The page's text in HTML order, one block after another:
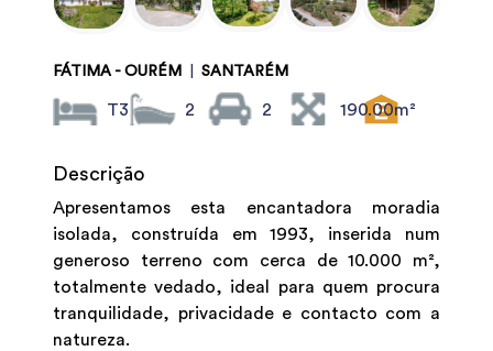
FÁTIMA - OURÉM SANTARÉM
T3 2 2 190.00m²
Descrição
Apresentamos esta encantadora moradia
isolada, construída em 1993, inserida num
generoso terreno com cerca de 10.000 m²,
totalmente vedado, ideal para quem procura
tranquilidade, privacidade e contacto com a
natureza.